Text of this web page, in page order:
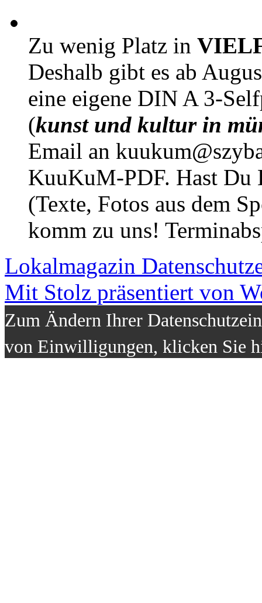
Zu wenig Platz in
Deshalb gibt es ab
eine eigene DIN A 3-
(kunst und kultur in
Email an
KuuKuM-PDF. Hast Du
(Texte, Fotos aus dem
komm zu uns!
Lokalmagazin
Mit Stolz präsentiert von
Zum Ändern Ihrer
von Einwilligungen, klicken Sie